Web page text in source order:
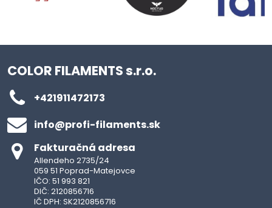
COLOR FILAMENTS s.r.o.
+421911472173
info​@profi-filaments​.sk
Fakturačná adresa
Allendeho 2735/24
059 51 Poprad-Matejovce
IČO: 51 993 821
DIČ: 2120856716
IČ DPH: SK2120856716